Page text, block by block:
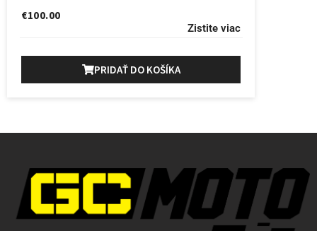
€100.00
Zistite viac
PRIDAŤ DO KOŠÍKA